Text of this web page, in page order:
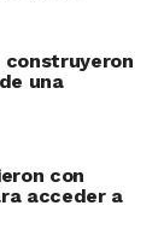
construyeron
una
con
acceder a